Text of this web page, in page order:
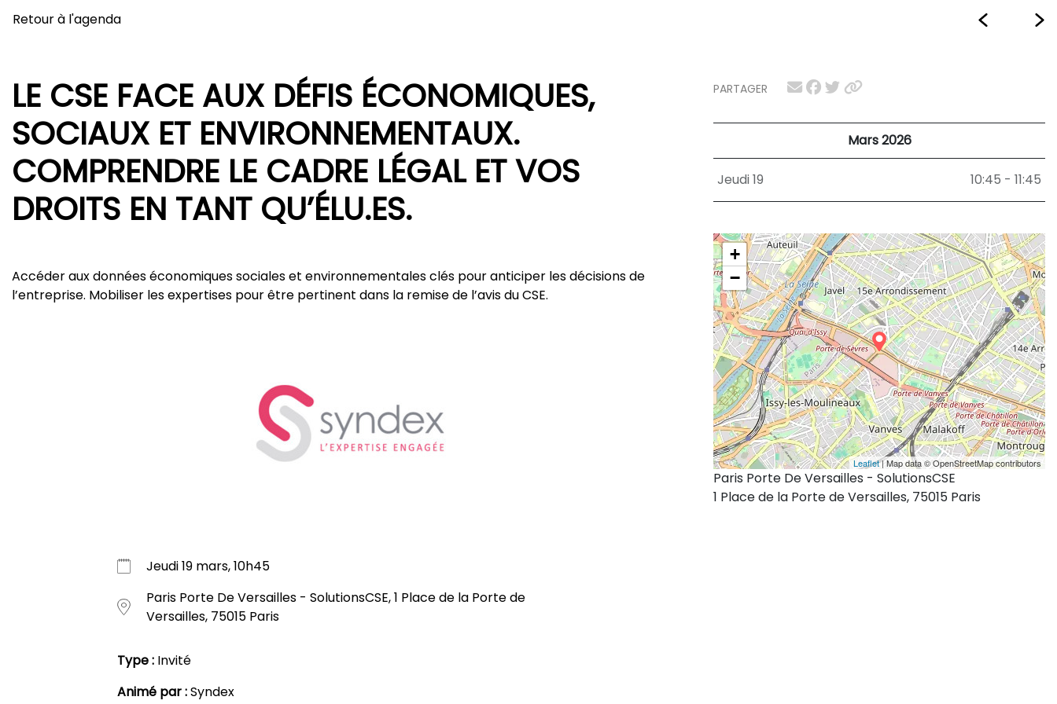
Retour à l'agenda
PARTAGER
Mars 2026
Jeudi 19 10:45 - 11:45
+
−
Leaflet| Map data © OpenStreetMap contributors
Paris Porte De Versailles - SolutionsCSE
1 Place de la Porte de Versailles, 75015 Paris
LE CSE FACE AUX DÉFIS ÉCONOMIQUES,
SOCIAUX ET ENVIRONNEMENTAUX.
COMPRENDRE LE CADRE LÉGAL ET VOS
DROITS EN TANT QU’ÉLU.ES.
Accéder aux données économiques sociales et environnementales clés pour anticiper les décisions de
l’entreprise. Mobiliser les expertises pour être pertinent dans la remise de l’avis du CSE.
Jeudi 19 mars, 10h45
Paris Porte De Versailles - SolutionsCSE, 1 Place de la Porte de
Versailles, 75015 Paris
Type : Invité
Animé par :Syndex